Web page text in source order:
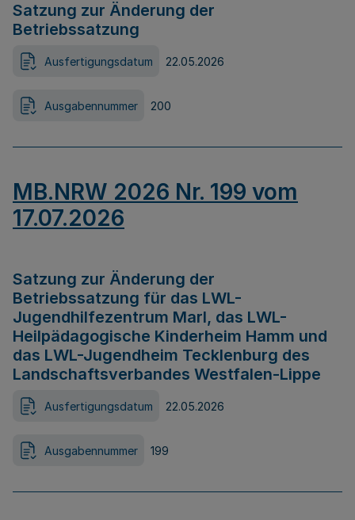
Satzung zur Änderung der
Betriebssatzung
Ausfertigungsdatum 22.05.2026
Ausgabennummer 200
MB.NRW 2026 Nr. 199 vom
17.07.2026
Satzung zur Änderung der
Betriebssatzung für das LWL-
Jugendhilfezentrum Marl, das LWL-
Heilpädagogische Kinderheim Hamm und
das LWL-Jugendheim Tecklenburg des
Landschaftsverbandes Westfalen-Lippe
Ausfertigungsdatum 22.05.2026
Ausgabennummer 199